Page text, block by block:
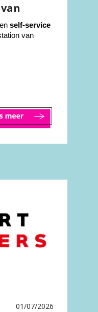
self-service
van
01/07/2026